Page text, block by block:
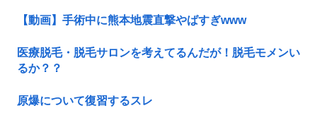
【動画】手術中に熊本地震直撃やばすぎwww
医療脱毛・脱毛サロンを考えてるんだが！脱毛モメンい
るか？？
原爆について復習するスレ